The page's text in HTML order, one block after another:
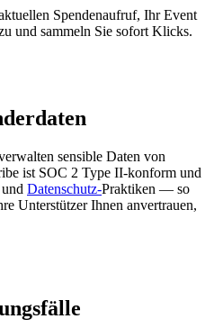
Spendenaufruf, Ihr Event
und sammeln Sie sofort Klicks.
sensible Daten von
ist SOC 2 Type II-konform und
und Datenschutz-Praktiken — so
Unterstützer Ihnen anvertrauen,